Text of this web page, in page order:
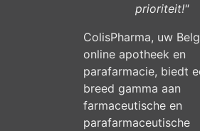
prioriteit!"
ColisPharma, uw
online apotheek en
parafarmacie, biedt
breed gamma aan
farmaceutische en
parafarmaceutische